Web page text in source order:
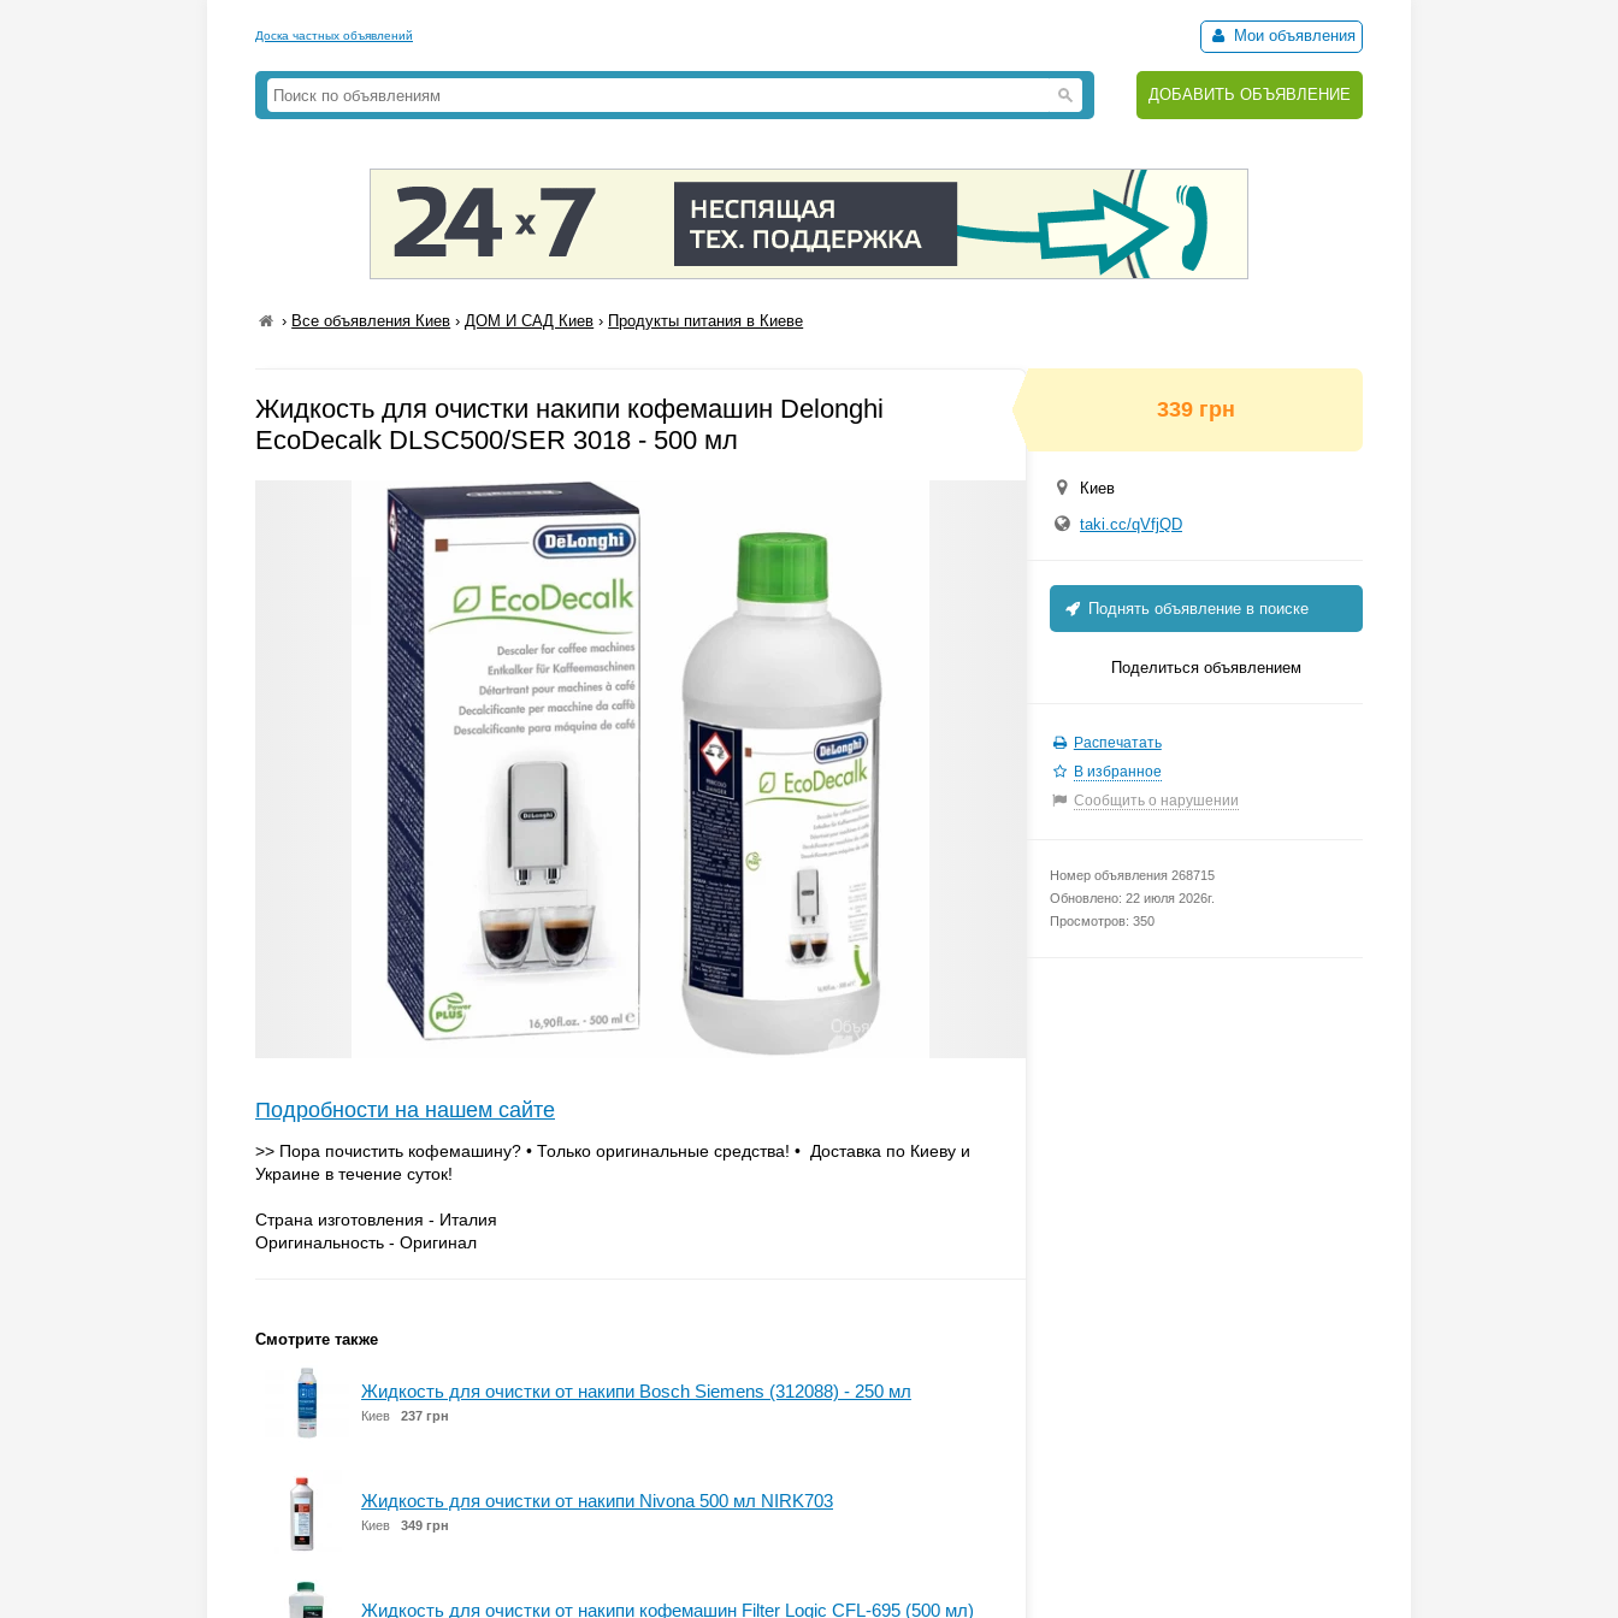
Доска частных объявлений Мои объявления
ДОБАВИТЬ ОБЪЯВЛЕНИЕ
› Все объявления Киев ›ДОМ И САД Киев › Продукты питания в Киеве
Жидкость для очистки накипи кофемашин Delonghi
EcoDecalk DLSC500/SER 3018 - 500 мл
Подробности на нашем сайте
>> Пора почистить кофемашину? • Только оригинальные средства! • Доставка по Киеву и
Украине в течение суток!
Страна изготовления - Италия
Оригинальность - Оригинал
Смотрите также
Жидкость для очистки от накипи Bosch Siemens (312088) - 250 мл
Киев 237 грн
Жидкость для очистки от накипи Nivona 500 мл NIRK703
Киев 349 грн
Жидкость для очистки от накипи кофемашин Filter Logic CFL-695 (500 мл)
339 грн
Киев
taki.cc/qVfjQD
Поднять объявление в поиске
Поделиться объявлением
Распечатать
В избранное
Сообщить о нарушении
Номер объявления 268715
Обновлено: 22 июля 2026г.
Просмотров: 350